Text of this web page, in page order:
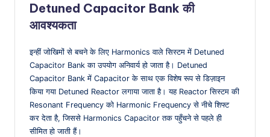
Detuned Capacitor Bank की
आवश्यकता
इन्हीं जोखिमों से बचने के लिए Harmonics वाले सिस्टम में Detuned
Capacitor Bank का उपयोग अनिवार्य हो जाता है। Detuned
Capacitor Bank में Capacitor के साथ एक विशेष रूप से डिज़ाइन
किया गया Detuned Reactor लगाया जाता है। यह Reactor सिस्टम की
Resonant Frequency को Harmonic Frequency से नीचे शिफ्ट
कर देता है, जिससे Harmonics Capacitor तक पहुँचने से पहले ही
सीमित हो जाती हैं।